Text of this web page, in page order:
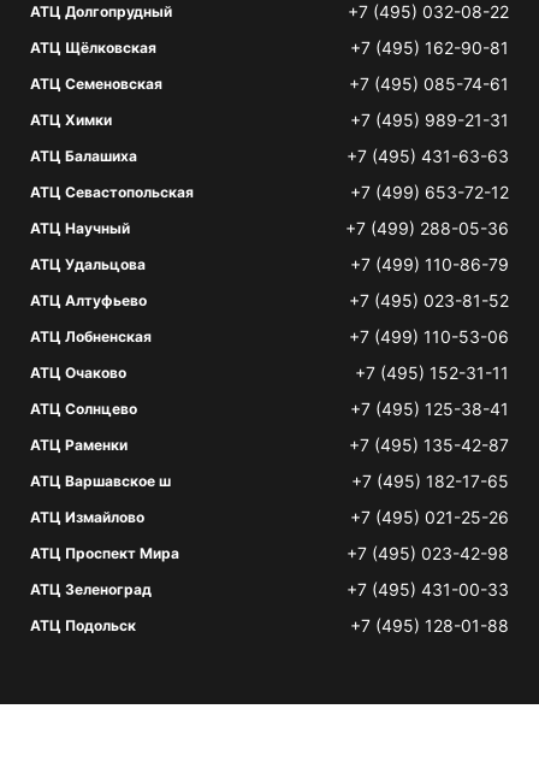
АТЦ Долгопрудный +7 (495) 032-08-22
АТЦ Щёлковская +7 (495) 162-90-81
АТЦ Семеновская +7 (495) 085-74-61
АТЦ Химки +7 (495) 989-21-31
АТЦ Балашиха +7 (495) 431-63-63
АТЦ Севастопольская +7 (499) 653-72-12
АТЦ Научный +7 (499) 288-05-36
АТЦ Удальцова +7 (499) 110-86-79
АТЦ Алтуфьево +7 (495) 023-81-52
АТЦ Лобненская +7 (499) 110-53-06
АТЦ Очаково +7 (495) 152-31-11
АТЦ Солнцево +7 (495) 125-38-41
АТЦ Раменки +7 (495) 135-42-87
АТЦ Варшавское ш +7 (495) 182-17-65
АТЦ Измайлово +7 (495) 021-25-26
АТЦ Проспект Мира +7 (495) 023-42-98
АТЦ Зеленоград +7 (495) 431-00-33
АТЦ Подольск +7 (495) 128-01-88